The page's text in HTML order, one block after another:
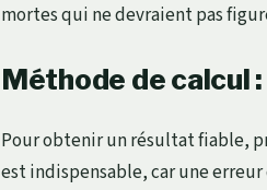
mortes qui ne devraient pas
Méthode de calcul
Pour obtenir un résultat fiable,
est indispensable, car une